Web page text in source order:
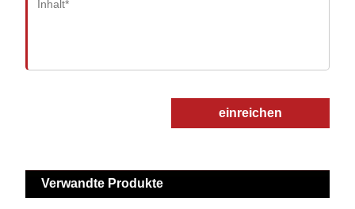
einreichen
Verwandte Produkte